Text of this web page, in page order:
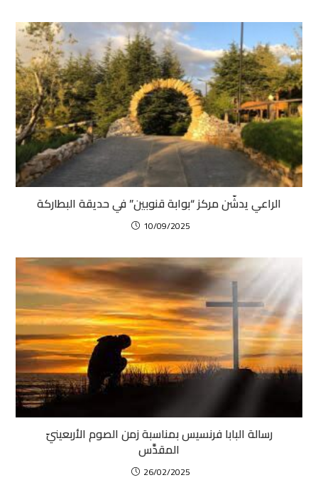
الراعي يدشّن مركز “بوابة قنوبين” في حديقة البطاركة
10/09/2025
رسالة البابا فرنسيس بمناسبة زمن الصوم الأربعينيّ
المقدَّس
26/02/2025